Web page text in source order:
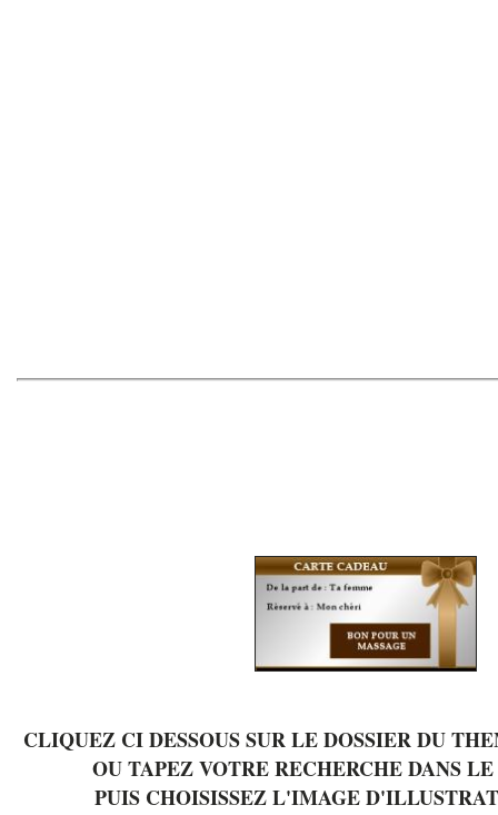
CLIQUEZ CI DESSOUS SUR LE DOSSIER DU
OU TAPEZ VOTRE RECHERCHE DANS
PUIS CHOISISSEZ L'IMAGE